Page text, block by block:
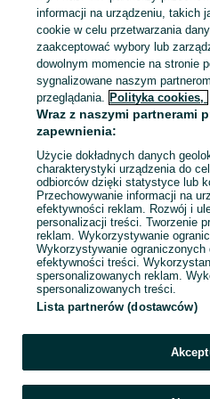
KATEGORIA
ID:1061361548
Zadzwoń / SMS
informacji na urządzeniu, takich
cookie w celu przetwarzania
zaakceptować wybory lub
dowolnym momencie na stronie
sygnalizowane naszym
przeglądania. Polityka cookies,
Wraz z naszymi partnerami
zapewnienia:
Użycie dokładnych danych
charakterystyki urządzenia do
odbiorców dzięki statystyce lub
Przechowywanie informacji na
efektywności reklam. Rozwój i
personalizacji treści. Tworzenie
reklam. Wykorzystywanie
Wykorzystywanie
efektywności treści.
spersonalizowanych reklam.
spersonalizowanych treści.
Lista partnerów (dostawców)